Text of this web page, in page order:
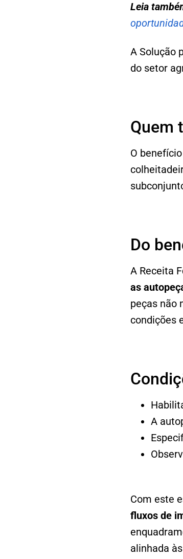
Leia
A Solução
do setor
Quem
O
Do
A Receita
as
peças não
condições
A
Com este
fluxos de
alinhada